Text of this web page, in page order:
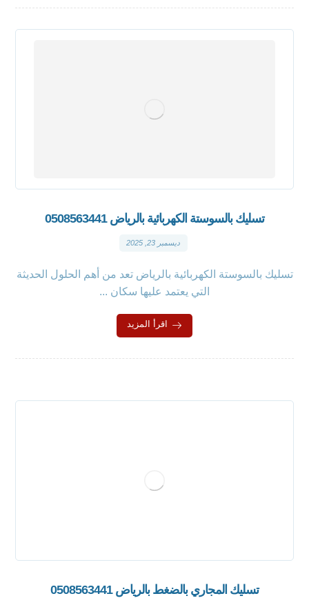
تسليك بالسوستة الكهربائية بالرياض 0508563441
ديسمبر 23, 2025
تسليك بالسوستة الكهربائية بالرياض تعد من أهم الحلول الحديثة
التي يعتمد عليها سكان ...
اقرأ المزيد
تسليك المجاري بالضغط بالرياض 0508563441